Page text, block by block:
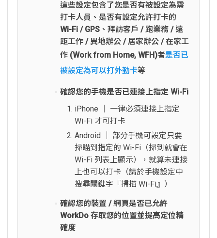
這些設定包含了您是否有被設定為需
打卡人員、是否有設定允許打卡的
Wi-Fi / GPS、拜訪客戶 / 跑業務 / 遠
距工作 / 異地辦公 / 居家辦公 / 在家工
作 (Work from Home, WFH)者是否已
被設定為可以打外勤卡等
確認您的手機是否已連接上指定 Wi-Fi
iPhone │ 一律必須連接上指定
Wi-Fi 才可打卡
Android │ 部分手機可設定只要
掃瞄到指定的 Wi-Fi（掃到就會在
Wi-Fi 列表上顯示），就算未連接
上也可以打卡（請於手機設定中
搜尋關鍵字『掃描 Wi-Fi』）
確認您的裝置 / 網頁是否已允許
WorkDo 存取您的位置並提高定位精
確度